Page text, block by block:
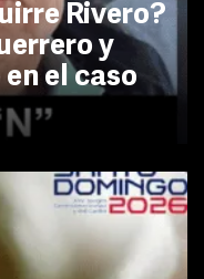
Rivero?
y
el caso